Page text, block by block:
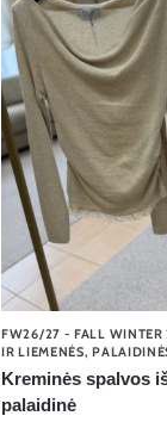
FW26/27 - FALL
IR LIEMENĖS,
Kreminės spalvos
palaidinė